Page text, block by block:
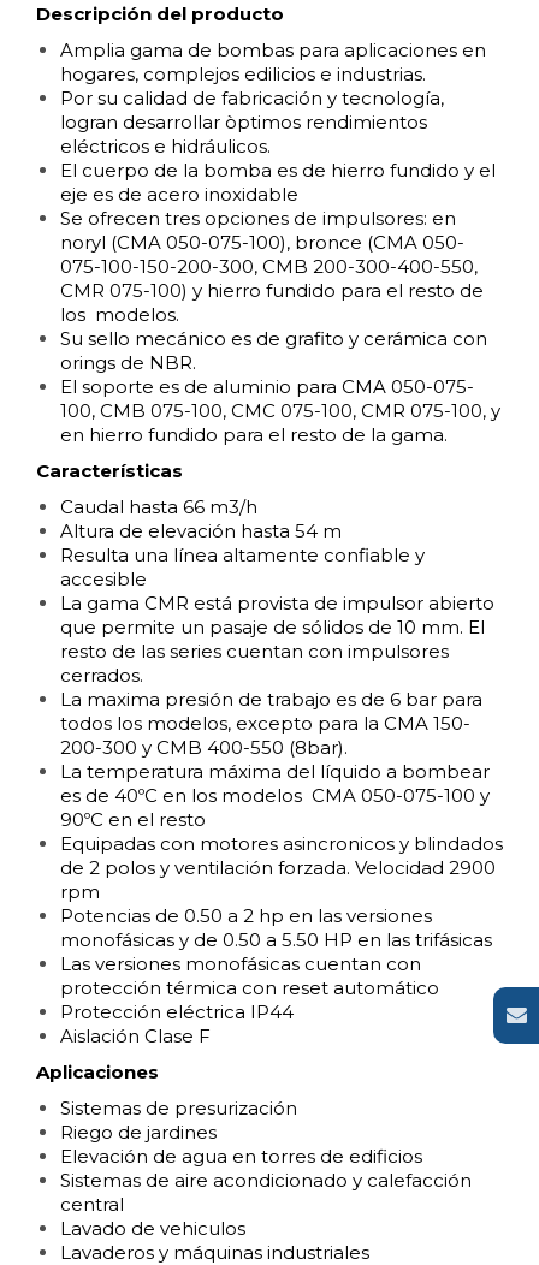
Descripción del producto
Amplia gama de bombas para aplicaciones en
hogares, complejos edilicios e industrias.
Por su calidad de fabricación y tecnología,
logran desarrollar òptimos rendimientos
eléctricos e hidráulicos.
El cuerpo de la bomba es de hierro fundido y el
eje es de acero inoxidable
Se ofrecen tres opciones de impulsores: en
noryl (CMA 050-075-100), bronce (CMA 050-
075-100-150-200-300, CMB 200-300-400-550,
CMR 075-100) y hierro fundido para el resto de
los modelos.
Su sello mecánico es de grafito y cerámica con
orings de NBR.
El soporte es de aluminio para CMA 050-075-
100, CMB 075-100, CMC 075-100, CMR 075-100, y
en hierro fundido para el resto de la gama.
Características
Caudal hasta 66 m3/h
Altura de elevación hasta 54 m
Resulta una línea altamente confiable y
accesible
La gama CMR está provista de impulsor abierto
que permite un pasaje de sólidos de 10 mm. El
resto de las series cuentan con impulsores
cerrados.
La maxima presión de trabajo es de 6 bar para
todos los modelos, excepto para la CMA 150-
200-300 y CMB 400-550 (8bar).
La temperatura máxima del líquido a bombear
es de 40ºC en los modelos CMA 050-075-100 y
90ºC en el resto
Equipadas con motores asincronicos y blindados
de 2 polos y ventilación forzada. Velocidad 2900
rpm
Potencias de 0.50 a 2 hp en las versiones
monofásicas y de 0.50 a 5.50 HP en las trifásicas
Las versiones monofásicas cuentan con
protección térmica con reset automático
Protección eléctrica IP44
Aislación Clase F
Aplicaciones
Sistemas de presurización
Riego de jardines
Elevación de agua en torres de edificios
Sistemas de aire acondicionado y calefacción
central
Lavado de vehiculos
Lavaderos y máquinas industriales